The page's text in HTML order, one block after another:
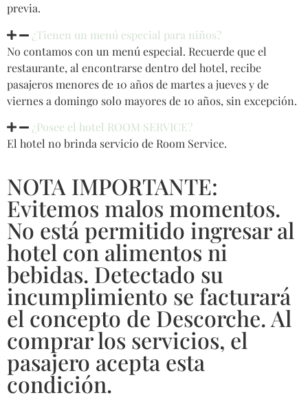
previa.
¿Tienen un menú especial para niños?
No contamos con un menú especial. Recuerde que el
restaurante, al encontrarse dentro del hotel, recibe
pasajeros menores de 10 años de martes a jueves y de
viernes a domingo solo mayores de 10 años, sin excepción.
¿Posee el hotel ROOM SERVICE?
El hotel no brinda servicio de Room Service.
NOTA IMPORTANTE:
Evitemos malos momentos.
No está permitido ingresar al
hotel con alimentos ni
bebidas. Detectado su
incumplimiento se facturará
el concepto de Descorche. Al
comprar los servicios, el
pasajero acepta esta
condición.